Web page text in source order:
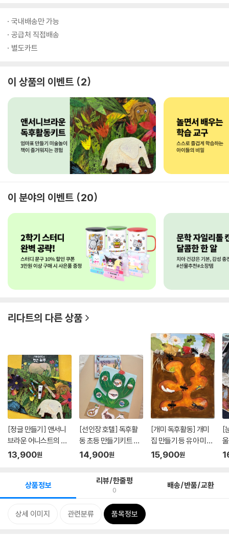
국내배송만 가능
공급처 직접배송
별도카트
이 상품의 이벤트 2
이 분야의 이벤트 20
리다트의 다른 상품
[정글 만들기] 앤서니
브라운 어니스트의 멋
진 하...
13,900원
[선인장 호텔] 독후활
동 초등 만들기키트 어
린이...
14,900원
[개미 독후활동] 개미
집 만들기 등 유아 미술
어...
15,900원
[
상품정보 리뷰/한줄평
0 배송/반품/교환
상세 이미지 관련분류 품목정보